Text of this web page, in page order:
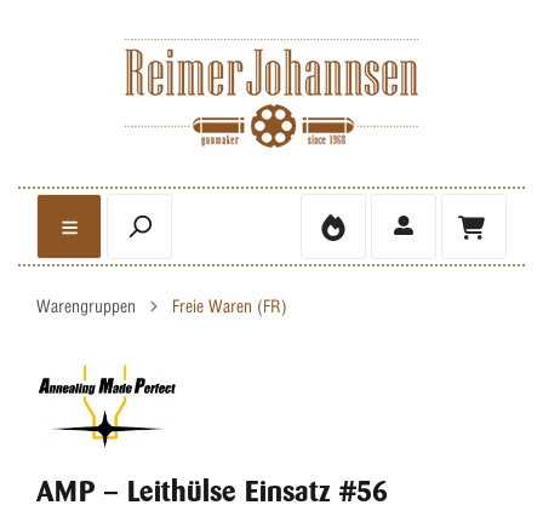
Warengruppen Freie Waren (FR)
AMP – Leithülse Einsatz #56